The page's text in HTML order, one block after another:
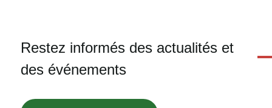
Restez informés des actualités et
des événements